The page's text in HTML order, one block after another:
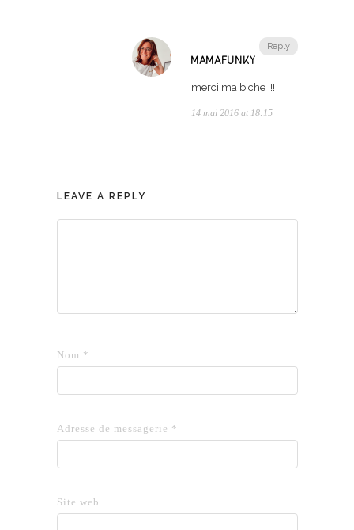
Reply
MAMAFUNKY
merci ma biche !!!
14 mai 2016 at 18:15
LEAVE A REPLY
Nom *
Adresse de messagerie *
Site web